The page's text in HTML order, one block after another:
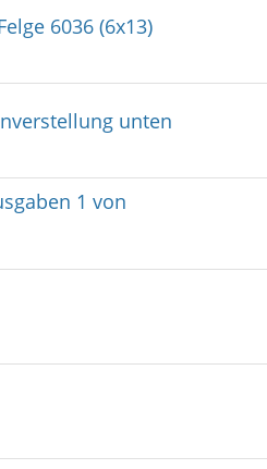
6036 (6x13)
unten
1 von